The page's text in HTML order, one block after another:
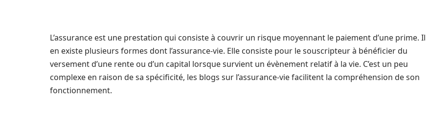
L’assurance est une prestation qui consiste à couvrir un risque moyennant le paiement d’une prime. Il
en existe plusieurs formes dont l’assurance-vie. Elle consiste pour le souscripteur à bénéficier du
versement d’une rente ou d’un capital lorsque survient un évènement relatif à la vie. C’est un peu
complexe en raison de sa spécificité, les blogs sur l’assurance-vie facilitent la compréhension de son
fonctionnement.